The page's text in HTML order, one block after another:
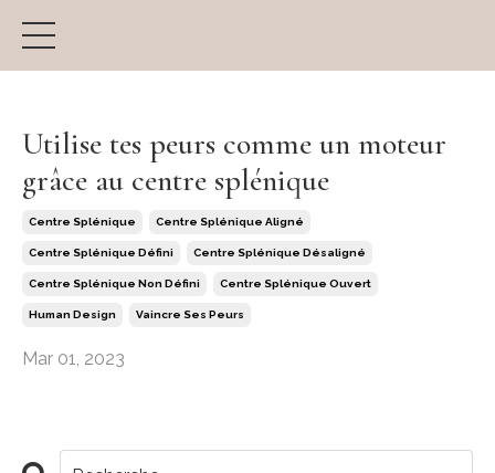
Utilise tes peurs comme un moteur
grâce au centre splénique
Centre Splénique Centre Splénique Aligné
Centre Splénique Défini Centre Splénique Désaligné
Centre Splénique Non Défini Centre Splénique Ouvert
Human Design Vaincre Ses Peurs
Mar 01, 2023